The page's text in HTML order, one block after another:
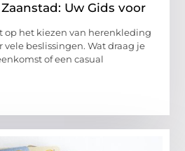
Uw Gids voor
op het kiezen van herenkleding
vele beslissingen. Wat draag je
of een casual